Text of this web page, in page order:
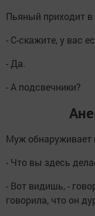
Пьяный приходит в
- С-скажите, у вас
- Да.
- А подсвечники?
Муж обнаруживает
- Что вы здесь
- Вот видишь, -
говорила, что он